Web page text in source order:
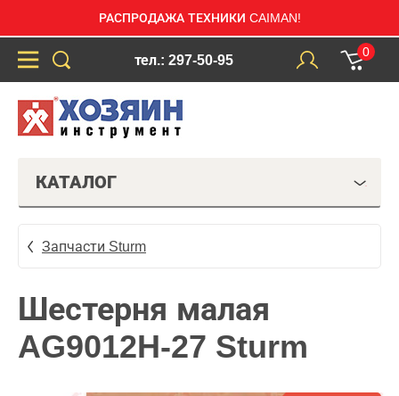
РАСПРОДАЖА ТЕХНИКИ CAIMAN!
тел.: 297-50-95
0
КАТАЛОГ
Запчасти Sturm
Шестерня малая
AG9012H-27 Sturm